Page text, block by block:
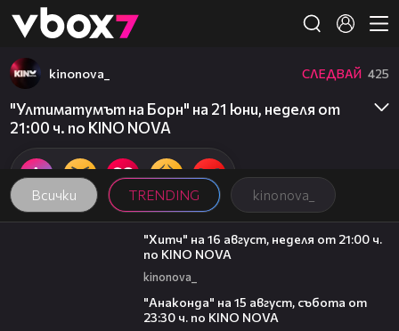
👾
Всички TRENDING kinonova_
kinonova_ СЛЕДВАЙ 425
"Ултиматумът на Борн" на 21 юни, неделя от
21:00 ч. по KINO NOVA
00:30
"Хитч" на 16 август, неделя от 21:00 ч.
по KINO NOVA
kinonova_
"Анаконда" на 15 август, събота от
23:30 ч. по KINO NOVA